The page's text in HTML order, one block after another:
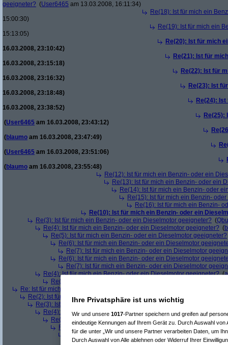
geeigneter? (User6465 am 13.03.2008, 16:11:34)
Re(18): Ist für mich ein
15:00:30)
Re(19): Ist für mich ein
15:13:05)
Re(20): Ist für mich
16.03.2008, 23:10:42)
Re(21): Ist für
16.03.2008, 23:15:18)
Re(22): Ist für
16.03.2008, 23:16:32)
Re(23): Ist
16.03.2008, 23:18:48)
Re(24):
16.03.2008, 23:38:52)
Re(25):
(User6465 am 16.03.2008, 23:43:12)
(blaumo am 16.03.2008, 23:47:49)
(User6465 am 16.03.2008, 23:51:06)
(blaumo am 16.03.2008, 23:55:48)
Re(12): Ist für mich ein Benzin- oder ein
Re(13): Ist für mich ein Benzin- oder ein
Re(14): Ist für mich ein Benzin- oder
Re(15): Ist für mich ein Benzin-
Re(16): Ist für mich ein Benzin-
Re(10): Ist für mich ein Benzin- oder ein
Re(3): Ist für mich ein Benzin- oder ein Dieselmotor geeigneter? (
Re(4): Ist für mich ein Benzin- oder ein Dieselmotor geeigneter? (
Re(5): Ist für mich ein Benzin- oder ein Dieselmotor geeigneter?
Re(6): Ist für mich ein Benzin- oder ein Dieselmotor
Re(7): Ist für mich ein Benzin- oder ein Dieselmotor
Re(6): Ist für mich ein Benzin- oder ein Dieselmotor
Re(7): Ist für mich ein Benzin- oder ein Dieselmotor
Re(4): Ist für mich ein Benzin- oder ein Dieselmotor geeigneter?(
Re(5): Ist für mich ein Benzin- oder ein Dieselmotor geeigneter?
Re: Ist für mich ein Benzin- oder ein Dieselmotor geeigneter?
Re(2): Ist für mich ein Benzin- oder ein Dieselmotor geeigneter?
Re(3): Ist für mich ein Benzin- oder ein Dieselmotor geeigneter?
Re(4): Ist für mich ein Benzin- oder ein Dieselmotor geeigneter?(
Re(5): Ist für mich ein Benzin- oder ein Dieselmotor geeigneter?
Re(6): Ist für mich ein Benzin- oder ein Dieselmotor
Re(7): Ist für mich ein Benzin- oder ein Dieselmotor
Re(8): Ist für mich ein Benzin- oder ein Dieselmotor
Ihre Privatsphäre ist uns wichtig
Wir und unsere 1017-Partner speichern und greifen auf
eindeutige Kennungen auf Ihrem Gerät zu. Durch Auswahl
für die unter „Wir und unsere Partner verarbeiten Daten, um
Durch Auswahl von Alle ablehnen oder Widerruf Ihrer